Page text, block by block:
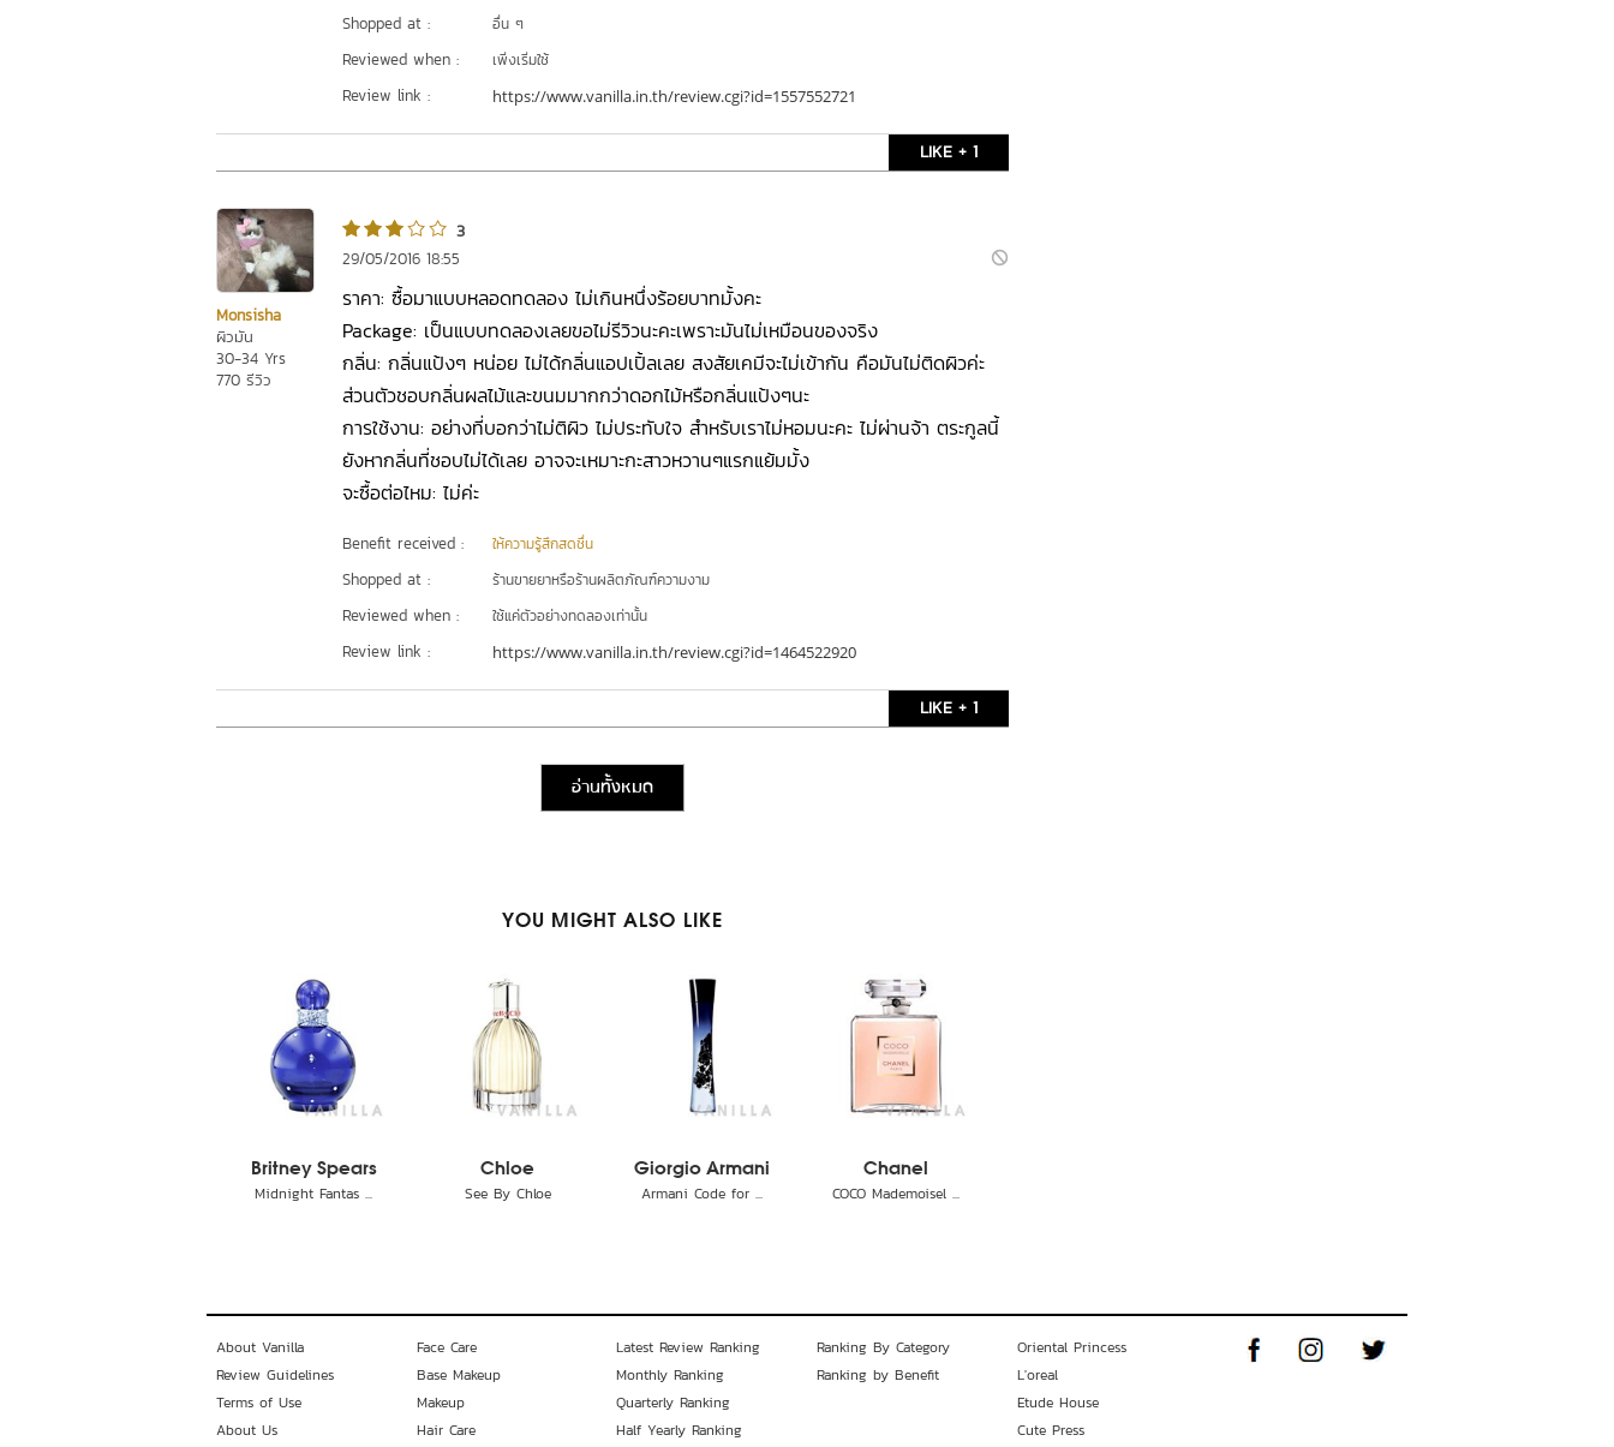
Shopped at : อื่น ๆ
Reviewed when : เพิ่งเริ่มใช้
Review link : https://www.vanilla.in.th/review.cgi?id=1557552721
LIKE + 1
Monsisha
ผิวมัน
30-34 Yrs
770 รีวิว
3
29/05/2016 18:55
ราคา: ซื้อมาแบบหลอดทดลอง ไม่เกินหนึ่งร้อยบาทมั้งคะ
Package: เป็นแบบทดลองเลยขอไม่รีวิวนะคะเพราะมันไม่เหมือนของจริง
กลิ่น: กลิ่นแป้งๆ หน่อย ไม่ได้กลิ่นแอปเปิ้ลเลย สงสัยเคมีจะไม่เข้ากัน คือมันไม่ติดผิวค่ะ
ส่วนตัวชอบกลิ่นผลไม้และขนมมากกว่าดอกไม้หรือกลิ่นแป้งๆนะ
การใช้งาน: อย่างที่บอกว่าไม่ติผิว ไม่ประทับใจ สำหรับเราไม่หอมนะคะ ไม่ผ่านจ้า ตระกูลนี้
ยังหากลิ่นที่ชอบไม่ได้เลย อาจจะเหมาะกะสาวหวานๆแรกแย้มมั้ง
จะซื้อต่อไหม: ไม่ค่ะ
Benefit received : ให้ความรู้สึกสดชื่น
Shopped at : ร้านขายยาหรือร้านผลิตภัณฑ์ความงาม
Reviewed when : ใช้แค่ตัวอย่างทดลองเท่านั้น
Review link : https://www.vanilla.in.th/review.cgi?id=1464522920
LIKE + 1
อ่านทั้งหมด
YOU MIGHT ALSO LIKE
Britney Spears
Midnight Fantas ...
Chloe
See By Chloe
Giorgio Armani
Armani Code for ...
Chanel
COCO Mademoisel ...
About Vanilla
Review Guidelines
Terms of Use
About Us
Face Care
Base Makeup
Makeup
Hair Care
Latest Review Ranking
Monthly Ranking
Quarterly Ranking
Half Yearly Ranking
Ranking By Category
Ranking by Benefit
Oriental Princess
L'oreal
Etude House
Cute Press